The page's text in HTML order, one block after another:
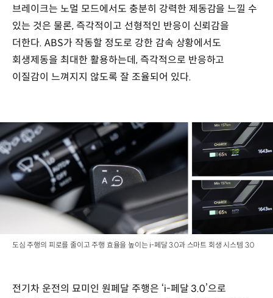
브레이크는 노멀 모드에서도 충분히 강력한 제동감을 느낄 수
있는 것은 물론, 즉각적이고 선형적인 반응이 신뢰감을
더한다. ABS가 작동할 정도로 강한 감속 상황에서도
회생제동을 최대한 활용하는데, 즉각적으로 반응하고
이질감이 느껴지지 않도록 잘 조율되어 있다.
도심 주행의 피로를 줄이고 주행 효율을 높이는 i-페달 3.0과 스마트 회생 시스템 3.0
전기차 운전의 묘미인 원페달 주행은 ‘i-페달 3.0’으로